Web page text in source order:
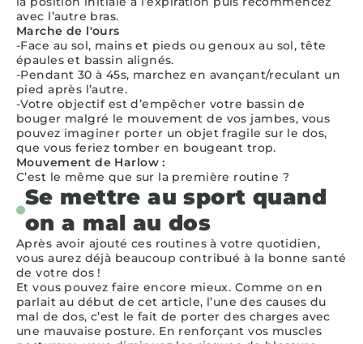
avec l’autre bras.
Marche de l'ours
-Face au sol, mains et pieds ou genoux au sol, tête
épaules et bassin alignés.
-Pendant 30 à 45s, marchez en avançant/reculant un
pied après l’autre.
-Votre objectif est d’empêcher votre bassin de
bouger malgré le mouvement de vos jambes, vous
pouvez imaginer porter un objet fragile sur le dos,
que vous feriez tomber en bougeant trop.
Mouvement de Harlow :
C’est le même que sur la première routine ?
Se mettre au sport quand
on a mal au dos
Après avoir ajouté ces routines à votre quotidien,
vous aurez déjà beaucoup contribué à la bonne santé
de votre dos !
Et vous pouvez faire encore mieux. Comme on en
parlait au début de cet article, l’une des causes du
mal de dos, c’est le fait de porter des charges avec
une mauvaise posture. En renforçant vos muscles